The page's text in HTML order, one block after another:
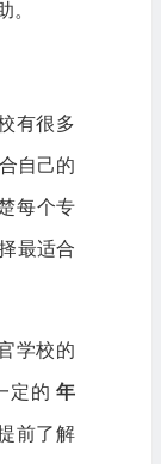
。
有很多
自己的
每个专
最适合
学校的
定的年
前了解